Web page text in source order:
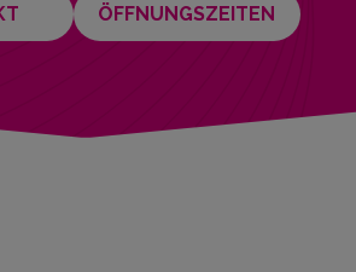
ÖFFNUNGSZEITEN